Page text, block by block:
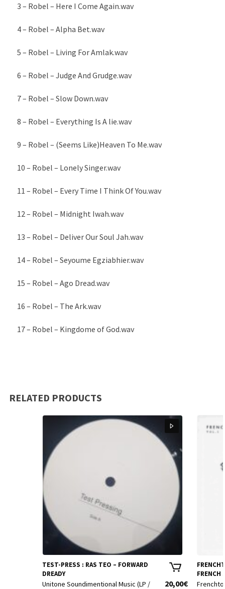
3 – Robel – Here I Come Again.wav
4 – Robel – Alpha Bet.wav
5 – Robel – Living For Amlak.wav
6 – Robel – Judge And Grudge.wav
7 – Robel – Slow Down.wav
8 – Robel – Everything Is A lie.wav
9 – Robel – (Seems Like)Heaven To Me.wav
10 – Robel – Lonely Singer.wav
11 – Robel – Every Time I Think Of You.wav
12 – Robel – Midnight Iwah.wav
13 – Robel – Deliver Our Soul Jah.wav
14 – Robel – Seyoume Egziabhier.wav
15 – Robel – Ago Dread.wav
16 – Robel – The Ark.wav
17 – Robel – Kingdome of God.wav
RELATED PRODUCTS
TEST-PRESS : RAS TEO – FORWARD
DREADY
20,00€
Unitone Soundimentional Music (LP /
FRENCH